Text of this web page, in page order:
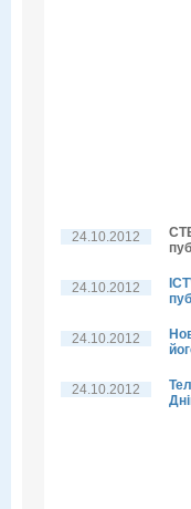
24.10.2012
24.10.2012
24.10.2012
24.10.2012